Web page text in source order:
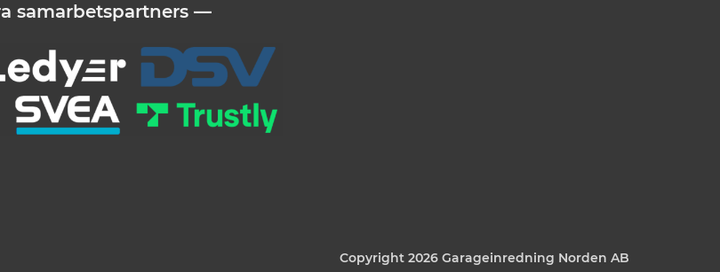
samarbetspartners —
Copyright 2026 Garageinredning Norden AB